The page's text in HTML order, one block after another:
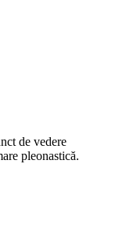
de vedere
pleonastică.